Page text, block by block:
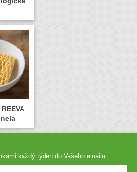
každý týden do Vašeho emailu